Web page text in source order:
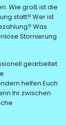
Wie groß ist die
statt? Wer ist
Was
Stornierung
gearbeitet
helfen Euch
Ihr zwischen